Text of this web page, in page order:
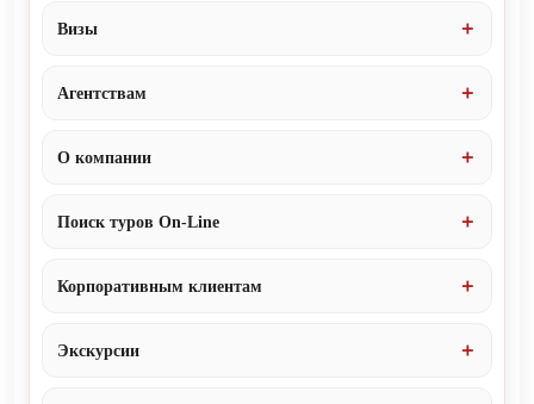
Визы
Агентствам
О компании
Поиск туров On-Line
Корпоративным клиентам
Экскурсии